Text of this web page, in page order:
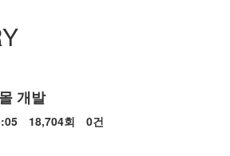
개발
조
18,704회
댓
0건